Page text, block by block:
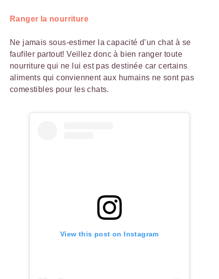
Ranger la nourriture
Ne jamais sous-estimer la capacité d’un chat à se
faufiler partout! Veillez donc à bien ranger toute
nourriture qui ne lui est pas destinée car certains
aliments qui conviennent aux humains ne sont pas
comestibles pour les chats.
View this post on Instagram